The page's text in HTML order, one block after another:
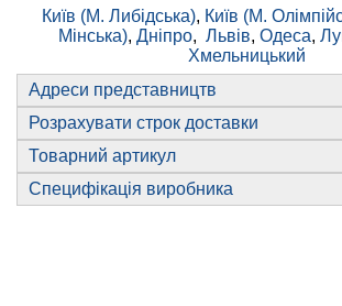
Київ (М. Либідська), Київ (М.
Мінська), Дніпро, Львів, Одеса,
Хмельницький
Адреси представництв
Розрахувати строк доставки
Товарний артикул
Специфікація виробника